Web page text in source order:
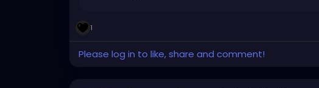
1
Please log in to like, share and comment!